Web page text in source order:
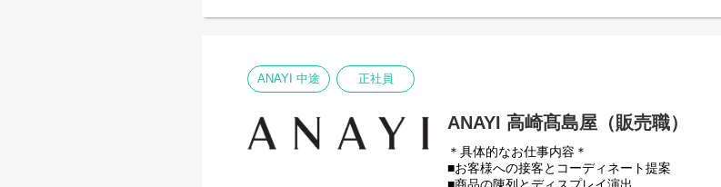
ANAYI 中途 正社員
ANAYI 高崎髙島屋（販売職）
＊具体的なお仕事内容＊
■お客様への接客とコーディネート提案